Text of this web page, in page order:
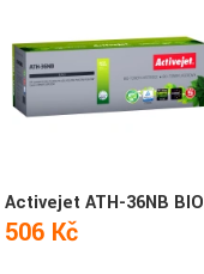
Activejet ATH-36NB BIO
506 Kč